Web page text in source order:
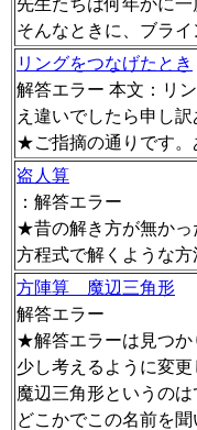
先生たちは何年かに
そんなときに、ブラ
リングをつなげたとき
解答エラー 本文：リ
え違いでしたら申し訳
★ご指摘の通りです。
盗人算
：解答エラー
★昔の解き方が無かっ
方程式で解くような
方陣算 魔辺三角形
解答エラー
★解答エラーは見つか
少し考えるように変更
魔辺三角形というの
どこかでこの名前を